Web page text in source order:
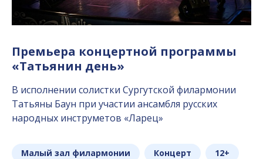
Премьера концертной программы
«Татьянин день»
В исполнении солистки Сургутской филармонии
Татьяны Баун при участии ансамбля русских
народных инструметов «Ларец»
Малый зал филармонии Концерт 12+